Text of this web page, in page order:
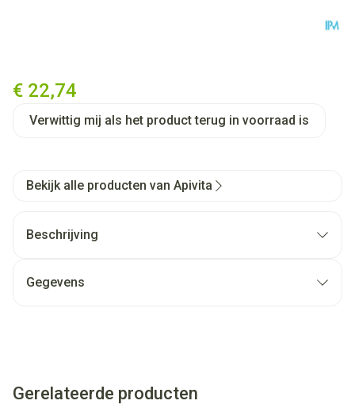
€ 22,74
Verwittig mij als het product terug in voorraad is
Bekijk alle producten van Apivita
Beschrijving
Gegevens
Gerelateerde producten